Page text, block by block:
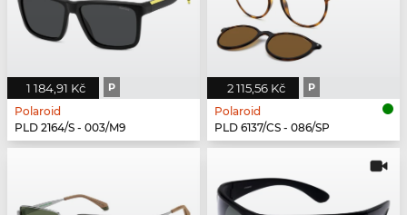
1 184,91 Kč P
Polaroid
PLD 2164/S - 003/M9
2 115,56 Kč P
Polaroid
PLD 6137/CS - 086/SP